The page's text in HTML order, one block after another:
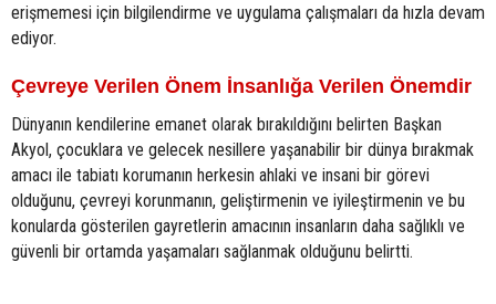
erişmemesi için bilgilendirme ve uygulama çalışmaları da hızla devam
ediyor.
Çevreye Verilen Önem İnsanlığa Verilen Önemdir
Dünyanın kendilerine emanet olarak bırakıldığını belirten Başkan
Akyol, çocuklara ve gelecek nesillere yaşanabilir bir dünya bırakmak
amacı ile tabiatı korumanın herkesin ahlaki ve insani bir görevi
olduğunu, çevreyi korunmanın, geliştirmenin ve iyileştirmenin ve bu
konularda gösterilen gayretlerin amacının insanların daha sağlıklı ve
güvenli bir ortamda yaşamaları sağlanmak olduğunu belirtti.